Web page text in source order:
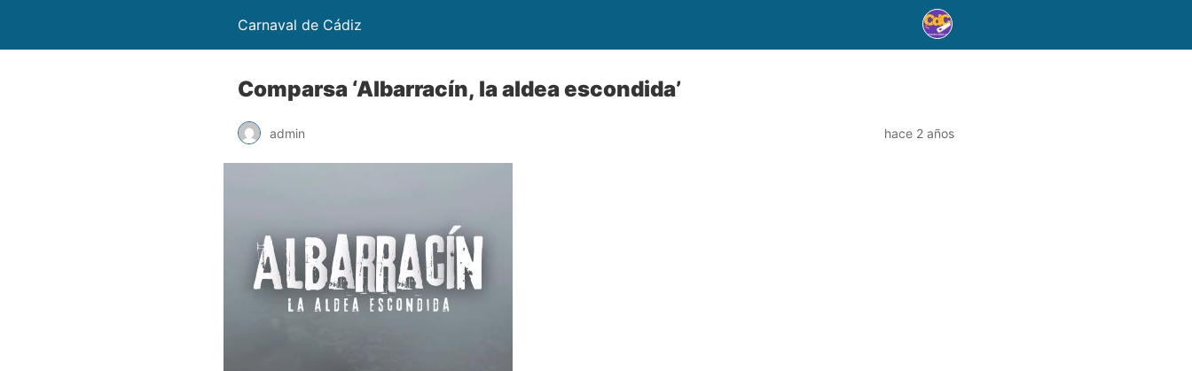
Carnaval de Cádiz
Comparsa ‘Albarracín, la aldea escondida’
admin hace 2 años